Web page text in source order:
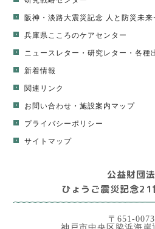
阪神・淡路大震災記念 人と防災未来
兵庫県こころのケアセンター
ニュースレター ・研究レター ・各種
新着情報
関連リンク
お問い合わせ・施設案内マップ
プライバシーポリシー
サイトマップ
公益財団
ひょうご震災記念21
〒651-